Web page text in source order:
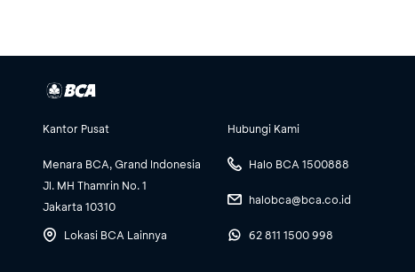
Kantor Pusat
Menara BCA, Grand Indonesia
Jl. MH Thamrin No. 1
Jakarta 10310
Lokasi BCA Lainnya
Hubungi Kami
Halo BCA 1500888
halobca@bca.co.id
62 811 1500 998